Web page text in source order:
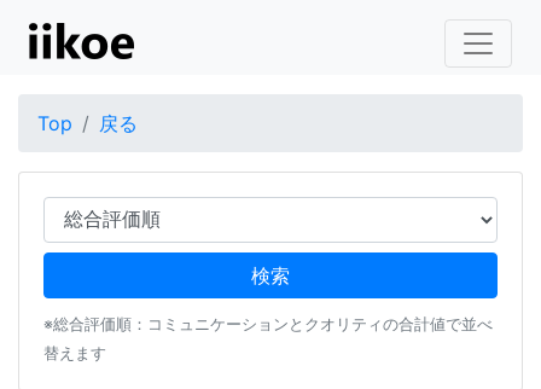
Top 戻る
※総合評価順：コミュニケーションとクオリティの合計値で並べ
替えます